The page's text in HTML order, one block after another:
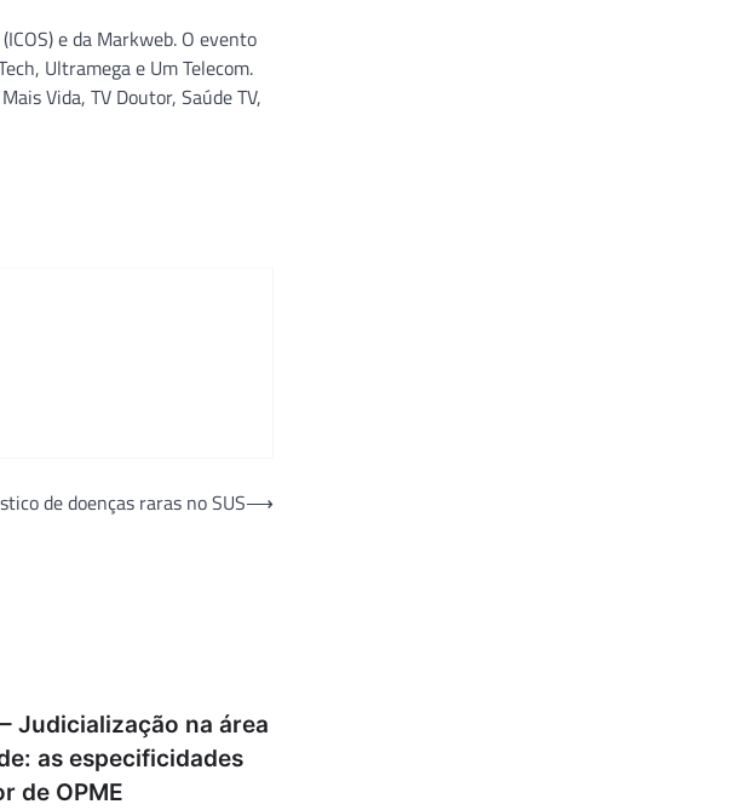
e da Markweb. O evento
Ultramega e Um Telecom.
Vida, TV Doutor, Saúde TV,
de doenças raras no SUS⟶
Judicialização na área
as especificidades
de OPME